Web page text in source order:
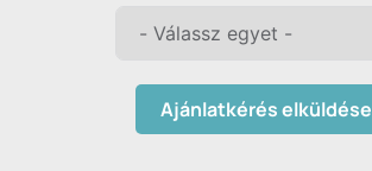
Ajánlatkérés elküldése